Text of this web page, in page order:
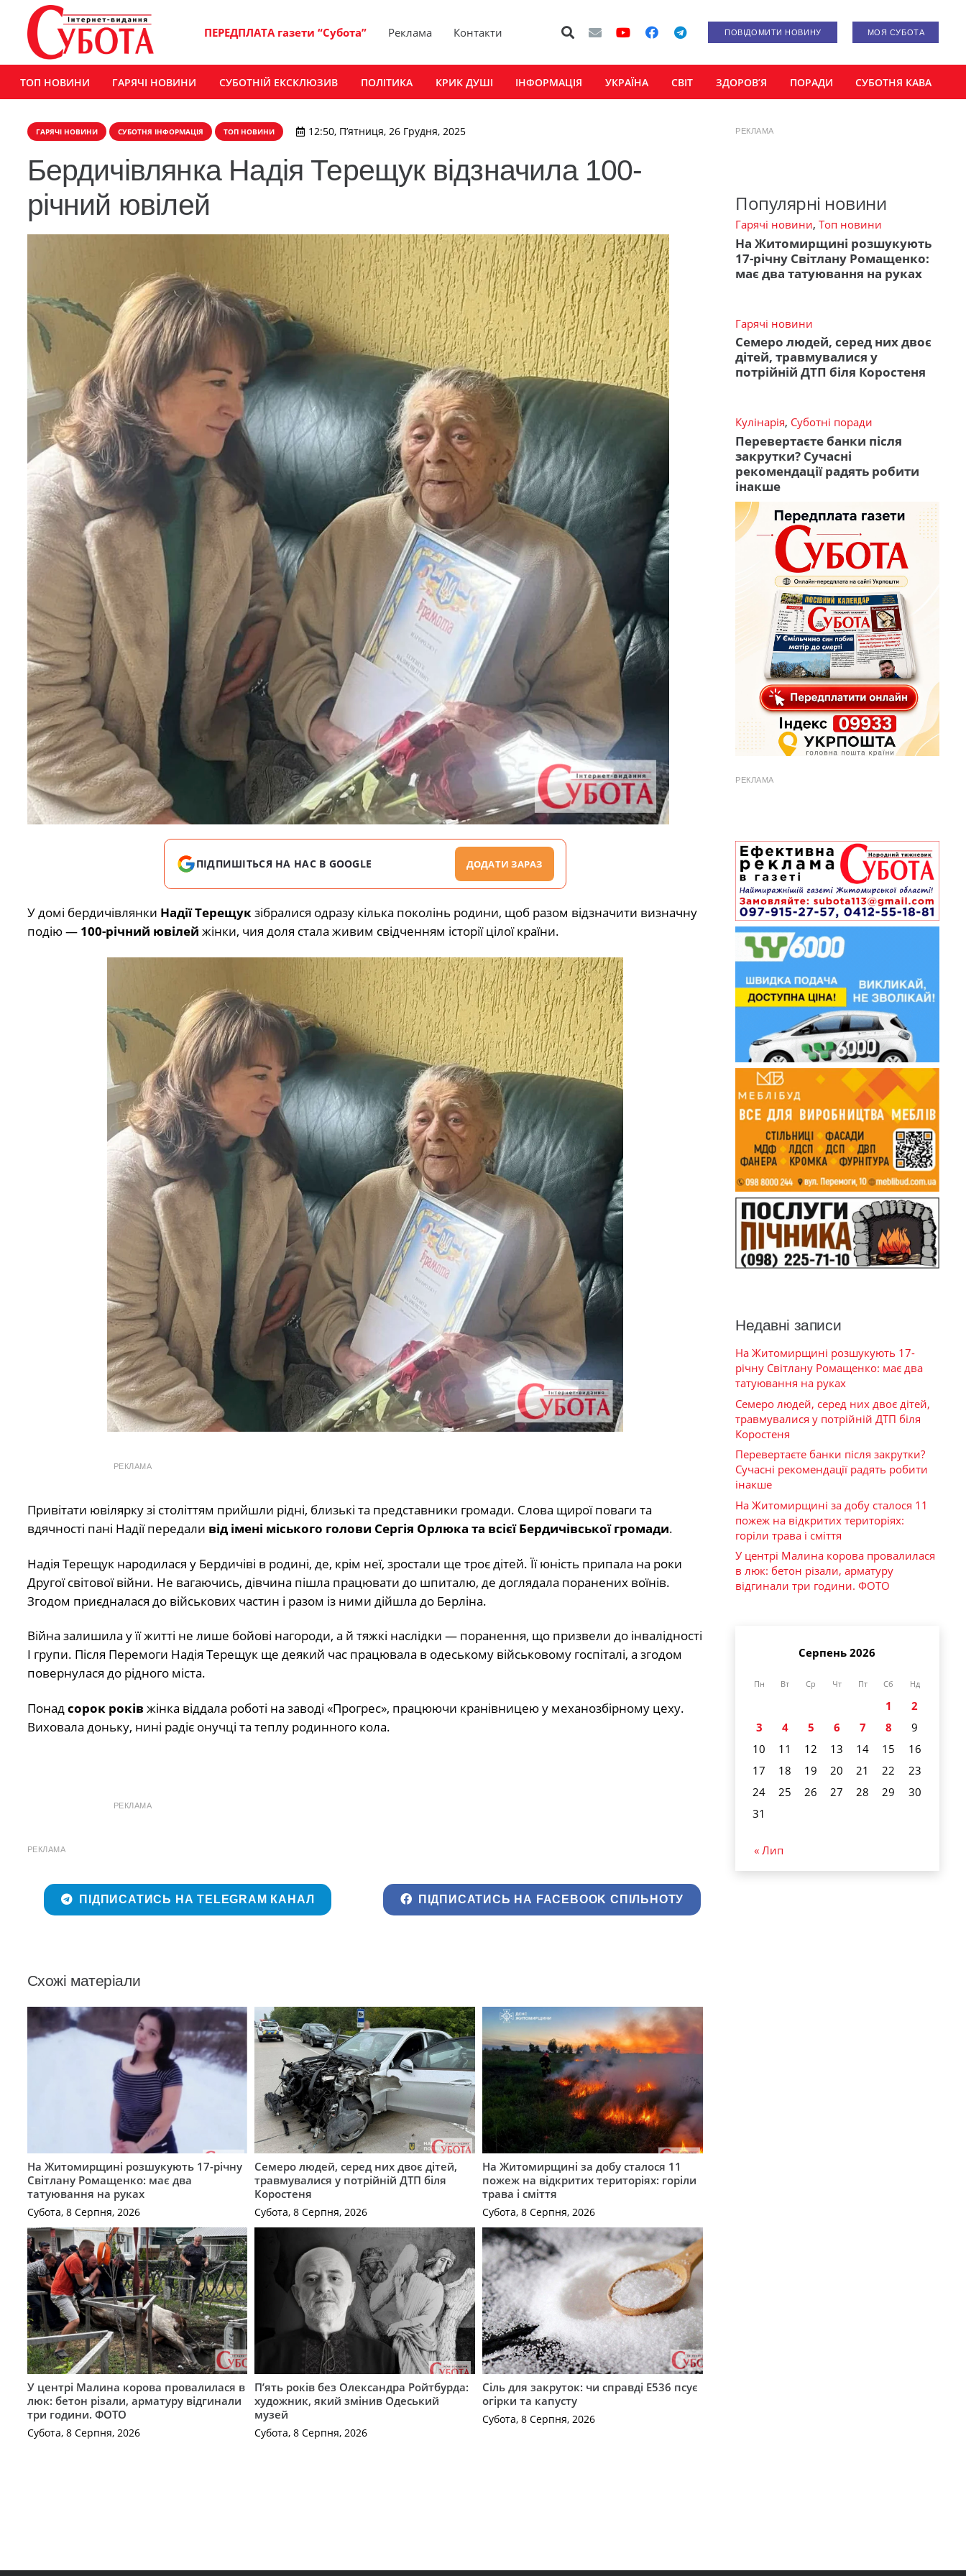
ПЕРЕДПЛАТА газети “Субота” Реклама Контакти ПОВІДОМИТИ НОВИНУ МОЯ СУБОТА
ТОП НОВИНИ ГАРЯЧІ НОВИНИ СУБОТНІЙ ЕКСКЛЮЗИВ ПОЛІТИКА КРИК ДУШІ ІНФОРМАЦІЯ УКРАЇНА СВІТ ЗДОРОВ’Я ПОРАДИ СУБОТНЯ КАВА
ГАРЯЧІ НОВИНИ СУБОТНЯ ІНФОРМАЦІЯ ТОП НОВИНИ 12:50, П’ятниця, 26 Грудня, 2025
Бердичівлянка Надія Терещук відзначила 100-
річний ювілей
ПІДПИШІТЬСЯ НА НАС В GOOGLE ДОДАТИ ЗАРАЗ
У домі бердичівлянки Надії Терещукзібралися одразу кілька поколінь родини, щоб разом відзначити визначну
подію — 100-річний ювілей жінки, чия доля стала живим свідченням історії цілої країни.
РЕКЛАМА
Привітати ювілярку зі століттям прийшли рідні, близькі та представники громади. Слова щирої поваги та
вдячності пані Надії передали від імені міського голови Сергія Орлюка та всієї Бердичівської громади.
Надія Терещук народилася у Бердичіві в родині, де, крім неї, зростали ще троє дітей. Її юність припала на роки
Другої світової війни. Не вагаючись, дівчина пішла працювати до шпиталю, де доглядала поранених воїнів.
Згодом приєдналася до військових частин і разом із ними дійшла до Берліна.
Війна залишила у її житті не лише бойові нагороди, а й тяжкі наслідки — поранення, що призвели до інвалідності
І групи. Після Перемоги Надія Терещук ще деякий час працювала в одеському військовому госпіталі, а згодом
повернулася до рідного міста.
Понад сорок роківжінка віддала роботі на заводі «Прогрес», працюючи кранівницею у механозбірному цеху.
Виховала доньку, нині радіє онучці та теплу родинного кола.
РЕКЛАМА
РЕКЛАМА
ПІДПИСАТИСЬ НА TELEGRAM КАНАЛ ПІДПИСАТИСЬ НА FACEBOOK СПІЛЬНОТУ
Схожі матеріали
На Житомирщині розшукують 17-річну
Світлану Ромащенко: має два
татуювання на руках
Субота, 8 Серпня, 2026
Семеро людей, серед них двоє дітей,
травмувалися у потрійній ДТП біля
Коростеня
Субота, 8 Серпня, 2026
На Житомирщині за добу сталося 11
пожеж на відкритих територіях: горіли
трава і сміття
Субота, 8 Серпня, 2026
У центрі Малина корова провалилася в
люк: бетон різали, арматуру відгинали
три години. ФОТО
Субота, 8 Серпня, 2026
П’ять років без Олександра Ройтбурда:
художник, який змінив Одеський
музей
Субота, 8 Серпня, 2026
Сіль для закруток: чи справді Е536 псує
огірки та капусту
Субота, 8 Серпня, 2026
РЕКЛАМА
Популярні новини
Гарячі новини, Топ новини
На Житомирщині розшукують
17-річну Світлану Ромащенко:
має два татуювання на руках
Гарячі новини
Семеро людей, серед них двоє
дітей, травмувалися у
потрійній ДТП біля Коростеня
Кулінарія, Суботні поради
Перевертаєте банки після
закрутки? Сучасні
рекомендації радять робити
інакше
РЕКЛАМА
Недавні записи
На Житомирщині розшукують 17-
річну Світлану Ромащенко: має два
татуювання на руках
Семеро людей, серед них двоє дітей,
травмувалися у потрійній ДТП біля
Коростеня
Перевертаєте банки після закрутки?
Сучасні рекомендації радять робити
інакше
На Житомирщині за добу сталося 11
пожеж на відкритих територіях:
горіли трава і сміття
У центрі Малина корова провалилася
в люк: бетон різали, арматуру
відгинали три години. ФОТО
Серпень 2026
Пн Вт Ср Чт Пт Сб Нд
1
2
3
4 5 6 7 8
9
10
11 12 13 14 15
16
17
18 19 20 21 22
23
24
25 26 27 28 29
30
31
« Лип